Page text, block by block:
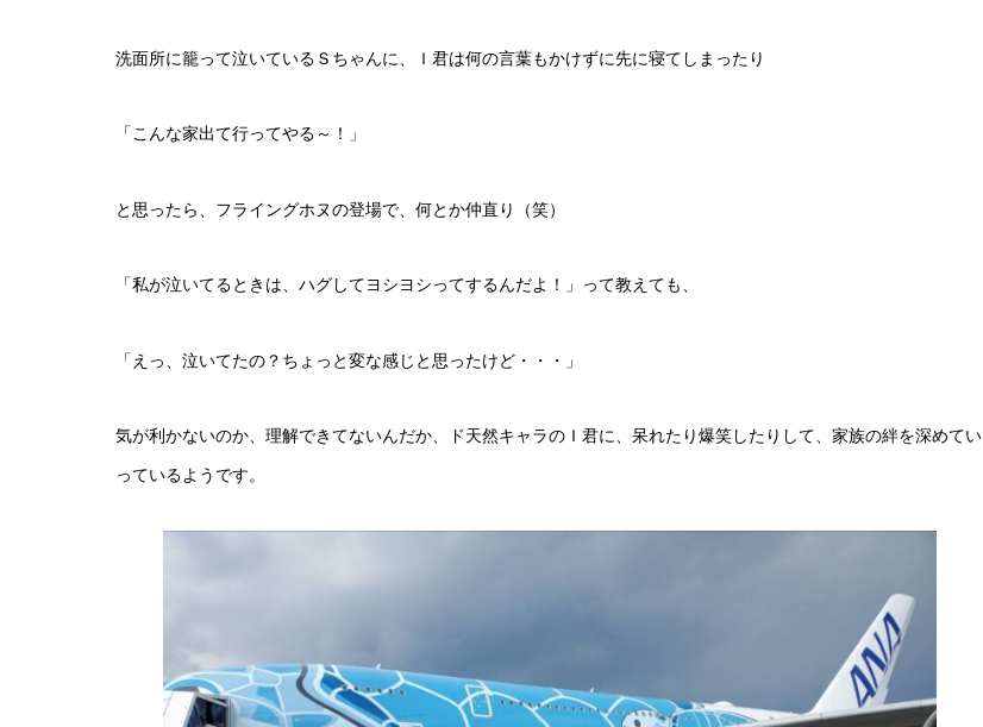
洗面所に籠って泣いているＳちゃんに、Ｉ君は何の言葉もかけずに先に寝てしまったり
「こんな家出て行ってやる～！」
と思ったら、フライングホヌの登場で、何とか仲直り（笑）
「私が泣いてるときは、ハグしてヨシヨシってするんだよ！」って教えても、
「えっ、泣いてたの？ちょっと変な感じと思ったけど・・・」
気が利かないのか、理解できてないんだか、ド天然キャラのＩ君に、呆れたり爆笑したりして、家族の絆を深めてい
っているようです。